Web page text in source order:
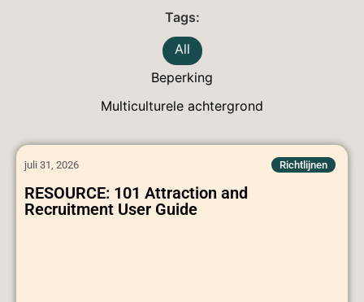
Beperking
Multiculturele achtergrond
All
Richtlijnen
juli 31, 2026
RESOURCE: 101 Attraction and
Recruitment User Guide